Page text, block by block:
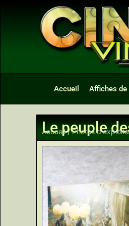
Accueil Affiches de
Le peuple
Accueil/Photos